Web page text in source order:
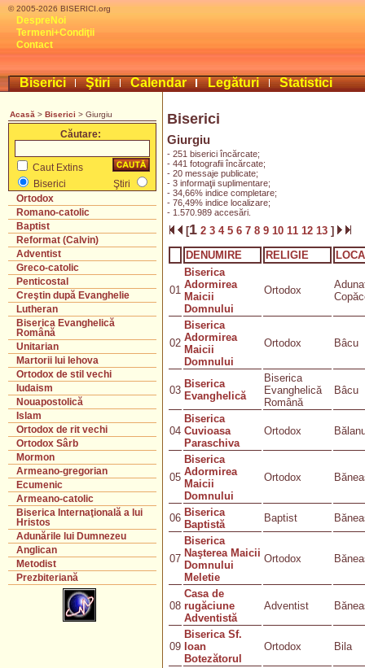
© 2005-2026 BISERICI.org
DespreNoi
Termeni+Condiţii
Contact
Biserici Ştiri Calendar Legături Statistici
Acasă > Biserici > Giurgiu
Căutare:
Caut Extins
Biserici
Ştiri
Ortodox
Romano-catolic
Baptist
Reformat (Calvin)
Adventist
Greco-catolic
Penticostal
Creştin după Evanghelie
Lutheran
Biserica Evanghelică
Română
Unitarian
Martorii lui Iehova
Ortodox de stil vechi
Iudaism
Nouapostolică
Islam
Ortodox de rit vechi
Ortodox Sârb
Mormon
Armeano-gregorian
Ecumenic
Armeano-catolic
Biserica Internaţională a lui
Hristos
Adunările lui Dumnezeu
Anglican
Metodist
Prezbiteriană
Biserici
Giurgiu
- 251 biserici încărcate;
- 441 fotografii încărcate;
- 20 messaje publicate;
- 3 informaţii suplimentare;
- 34,66% indice completare;
- 76,49% indice localizare;
- 1.570.989 accesări.
[1 2 3 4 5 6 7 8 9 10 11 12 13 ]
DENUMIRE
RELIGIE
01
Biserica
Adormirea
Maicii
Domnului
Ortodox
02
Biserica
Adormirea
Maicii
Domnului
Ortodox Bâcu
03
Biserica
Evanghelică
Biserica
Evanghelică
Română
Bâcu
04
Biserica
Cuvioasa
Paraschiva
Ortodox
05
Biserica
Adormirea
Maicii
Domnului
Ortodox
06 Biserica
Baptistă
Baptist
07
Biserica
Naşterea Maicii
Domnului
Meletie
Ortodox
08
Casa de
rugăciune
Adventistă
Adventist
09
Biserica Sf.
Ioan
Botezătorul
Ortodox Bila